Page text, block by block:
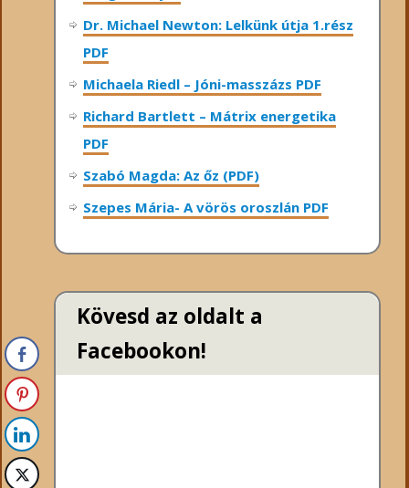
Dr. Michael Newton: Lelkünk útja 1.rész
PDF
Michaela Riedl – Jóni-masszázs PDF
Richard Bartlett – Mátrix energetika
PDF
Szabó Magda: Az őz (PDF)
Szepes Mária- A vörös oroszlán PDF
Kövesd az oldalt a
Facebookon!